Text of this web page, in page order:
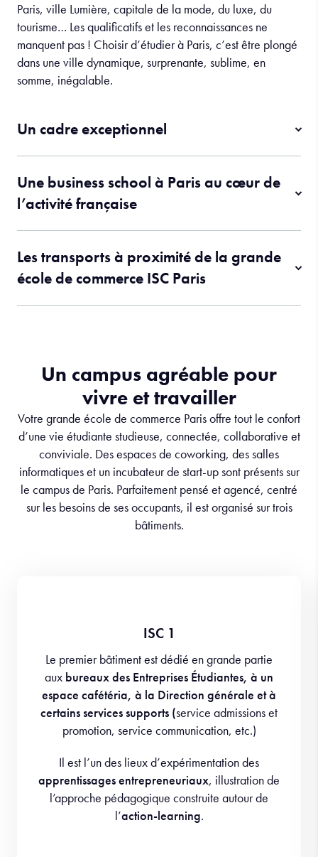
Paris, ville Lumière, capitale de la mode, du luxe, du
tourisme… Les qualificatifs et les reconnaissances ne
manquent pas ! Choisir d’étudier à Paris, c’est être plongé
dans une ville dynamique, surprenante, sublime, en
somme, inégalable.
Un cadre exceptionnel
Une business school à Paris au cœur de
l’activité française
Les transports à proximité de la grande
école de commerce ISC Paris
Un campus agréable pour
vivre et travailler
Votre grande école de commerce Paris offre tout le confort
d’une vie étudiante studieuse, connectée, collaborative et
conviviale. Des espaces de coworking, des salles
informatiques et un incubateur de start-up sont présents sur
le campus de Paris. Parfaitement pensé et agencé, centré
sur les besoins de ses occupants, il est organisé sur trois
bâtiments.
ISC 1
Le premier bâtiment est dédié en grande partie
aux bureaux des Entreprises Étudiantes, à un
espace cafétéria, à la Direction générale et à
certains services supports (service admissions et
promotion, service communication, etc.)
Il est l’un des lieux d’expérimentation des
apprentissages entrepreneuriaux, illustration de
l’approche pédagogique construite autour de
l’action-learning.